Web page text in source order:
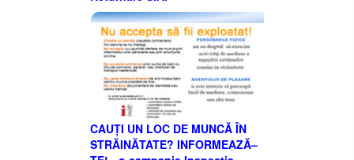
CAUȚI UN LOC DE MUNCĂ ÎN
STRĂINĂTATE? INFORMEAZĂ–